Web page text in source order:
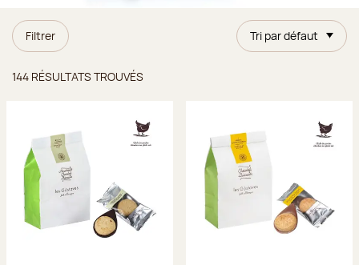
Filtrer Tri par défaut
144 RÉSULTATS TROUVÉS